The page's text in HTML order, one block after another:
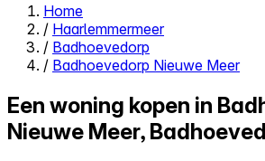
Close menu
Zelf kopen
Home
/ Haarlemmermeer
/ Badhoevedorp
/ Badhoevedorp Nieuwe Meer
Een woning kopen in
Nieuwe Meer,